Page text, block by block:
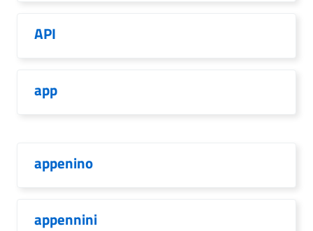
API
app
appenino
appennini